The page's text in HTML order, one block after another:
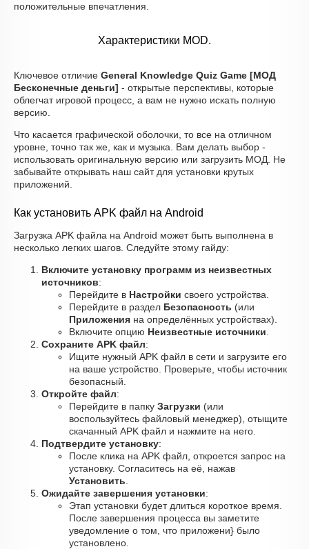
положительные впечатления.
Характеристики MOD.
Ключевое отличие General Knowledge Quiz Game [МОД
Бесконечные деньги] - открытые перспективы, которые
облегчат игровой процесс, а вам не нужно искать полную
версию.
Что касается графической оболочки, то все на отличном
уровне, точно так же, как и музыка. Вам делать выбор -
использовать оригинальную версию или загрузить МОД. Не
забывайте открывать наш сайт для установки крутых
приложений.
Как установить APK файл на Android
Загрузка APK файла на Android может быть выполнена в
несколько легких шагов. Следуйте этому гайду:
Включите установку программ из неизвестных
источников:
Перейдите в Настройки своего устройства.
Перейдите в раздел Безопасность (или
Приложения на определённых устройствах).
Включите опцию Неизвестные источники
Сохраните APK файл:
Ищите нужный APK файл в сети и загрузите его
на ваше устройство. Проверьте, чтобы источник
безопасный.
Откройте файл:
Перейдите в папку Загрузки (или
воспользуйтесь файловый менеджер), отыщите
скачанный APK файл и нажмите на него.
Подтвердите установку:
После клика на APK файл, откроется запрос на
установку. Согласитесь на её, нажав
Установить
Ожидайте завершения установки:
Этап установки будет длиться короткое время.
После завершения процесса вы заметите
уведомление о том, что приложени} было
установлено.